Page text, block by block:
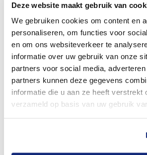
Deze website maakt gebruik van
We gebruiken cookies om content en
personaliseren, om functies voor
en om ons websiteverkeer te
informatie over uw gebruik van onze
partners voor social media,
partners kunnen deze gegevens
informatie die u aan ze heeft verstrekt
verzameld op basis van uw gebruik
Bekijk tarieven voor crematie